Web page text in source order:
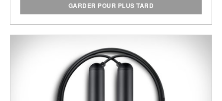
GARDER POUR PLUS TARD